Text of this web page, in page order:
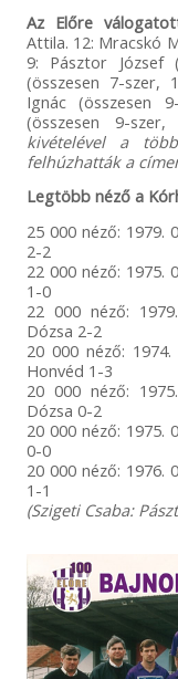
Az Előre
Attila. 12: Mracskó
9: Pásztor József
(összesen 7-szer,
Ignác (összesen
(összesen 9-
kivételével a
felhúzhatták a
Legtöbb néző a
25 000 néző: 1979.
2-2
22 000 néző: 1975.
1-0
22 000 néző:
Dózsa 2-2
20 000 néző:
Honvéd 1-3
20 000 néző:
Dózsa 0-2
20 000 néző: 1975.
0-0
20 000 néző: 1976.
1-1
(Szigeti Csaba: